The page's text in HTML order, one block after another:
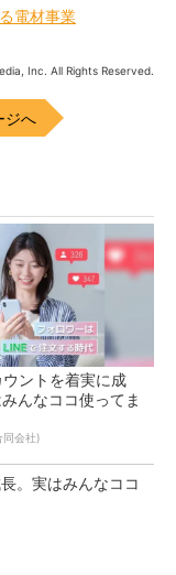
電材事業
Inc. All Rights Reserved.
ジへ
ントを着実に成
んなココ使ってま
同会社)
。実はみんなココ